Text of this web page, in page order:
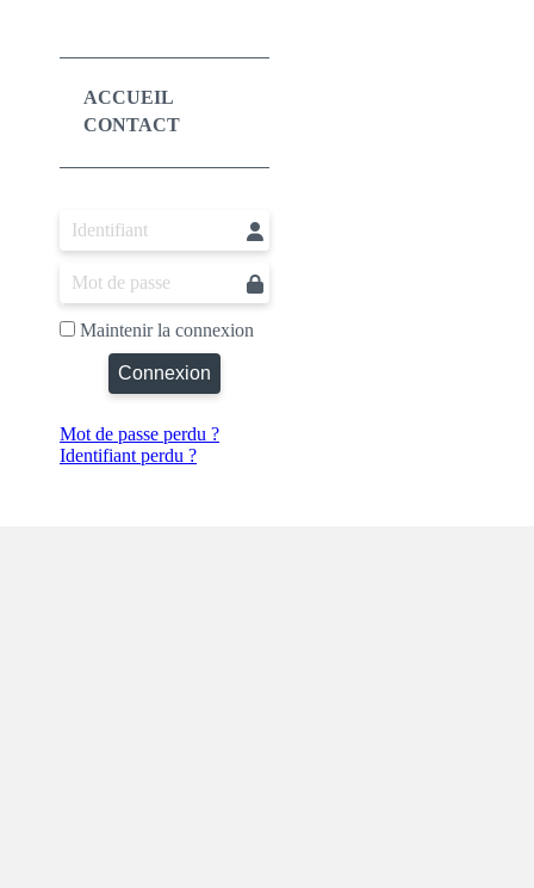
ACCUEIL
CONTACT
Maintenir la connexion
Connexion
Mot de passe perdu ?
Identifiant perdu ?